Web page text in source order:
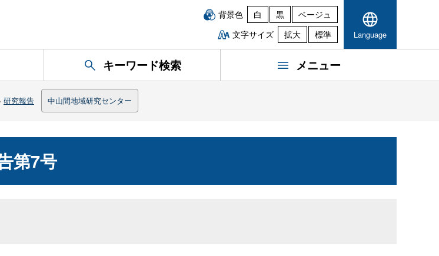
背景色 白 黒
ベージュ
文字サイズ
拡大 標準 Language
キーワード検索 メニュー
研究報告 中山間地域研究センター
第7号